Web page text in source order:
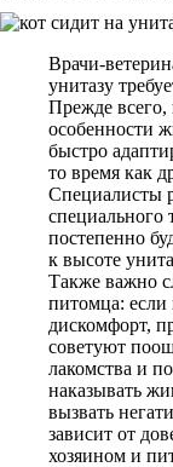
Врачи-
унитазу
Прежде
особенности
быстро
то время как
Специалисты
специального
постепенно
к высоте
Также важно
питомца: если
дискомфорт,
советуют
лакомства и
наказывать
вызвать
зависит от
хозяином и